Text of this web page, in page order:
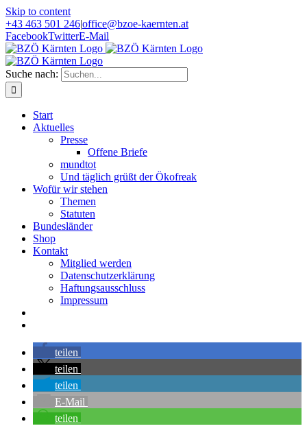
Skip to content
+43 463 501 246|office@bzoe-kaernten.at
FacebookTwitterE-Mail
Suche nach:
Start
Aktuelles
Presse
Offene Briefe
mundtot
Und täglich grüßt der Ökofreak
Wofür wir stehen
Themen
Statuten
Bundesländer
Shop
Kontakt
Mitglied werden
Datenschutzerklärung
Haftungsausschluss
Impressum
teilen
teilen
teilen
E-Mail
teilen